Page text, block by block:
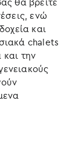
ενώ
και
chalets
την